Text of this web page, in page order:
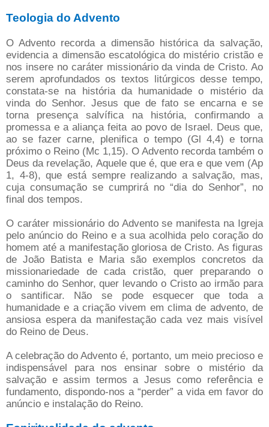
Teologia do Advento
O Advento recorda a dimensão histórica da salvação,
evidencia a dimensão escatológica do mistério cristão e
nos insere no caráter missionário da vinda de Cristo. Ao
serem aprofundados os textos litúrgicos desse tempo,
constata-se na história da humanidade o mistério da
vinda do Senhor. Jesus que de fato se encarna e se
torna presença salvífica na história, confirmando a
promessa e a aliança feita ao povo de Israel. Deus que,
ao se fazer carne, plenifica o tempo (Gl 4,4) e torna
próximo o Reino (Mc 1,15). O Advento recorda também o
Deus da revelação, Aquele que é, que era e que vem (Ap
1, 4-8), que está sempre realizando a salvação, mas,
cuja consumação se cumprirá no “dia do Senhor”, no
final dos tempos.
O caráter missionário do Advento se manifesta na Igreja
pelo anúncio do Reino e a sua acolhida pelo coração do
homem até a manifestação gloriosa de Cristo. As figuras
de João Batista e Maria são exemplos concretos da
missionariedade de cada cristão, quer preparando o
caminho do Senhor, quer levando o Cristo ao irmão para
o santificar. Não se pode esquecer que toda a
humanidade e a criação vivem em clima de advento, de
ansiosa espera da manifestação cada vez mais visível
do Reino de Deus.
A celebração do Advento é, portanto, um meio precioso e
indispensável para nos ensinar sobre o mistério da
salvação e assim termos a Jesus como referência e
fundamento, dispondo-nos a “perder” a vida em favor do
anúncio e instalação do Reino.